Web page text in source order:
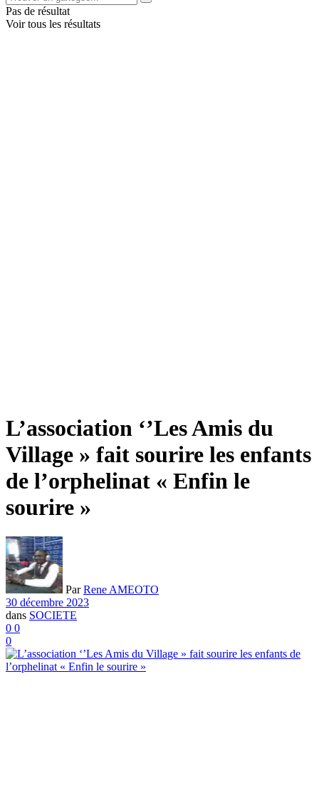
Pas de résultat
Voir tous les résultats
L’association ‘’Les Amis du
Village » fait sourire les enfants
de l’orphelinat « Enfin le
sourire »
Par Rene AMEOTO
30 décembre 2023
dans SOCIETE
0 0
0